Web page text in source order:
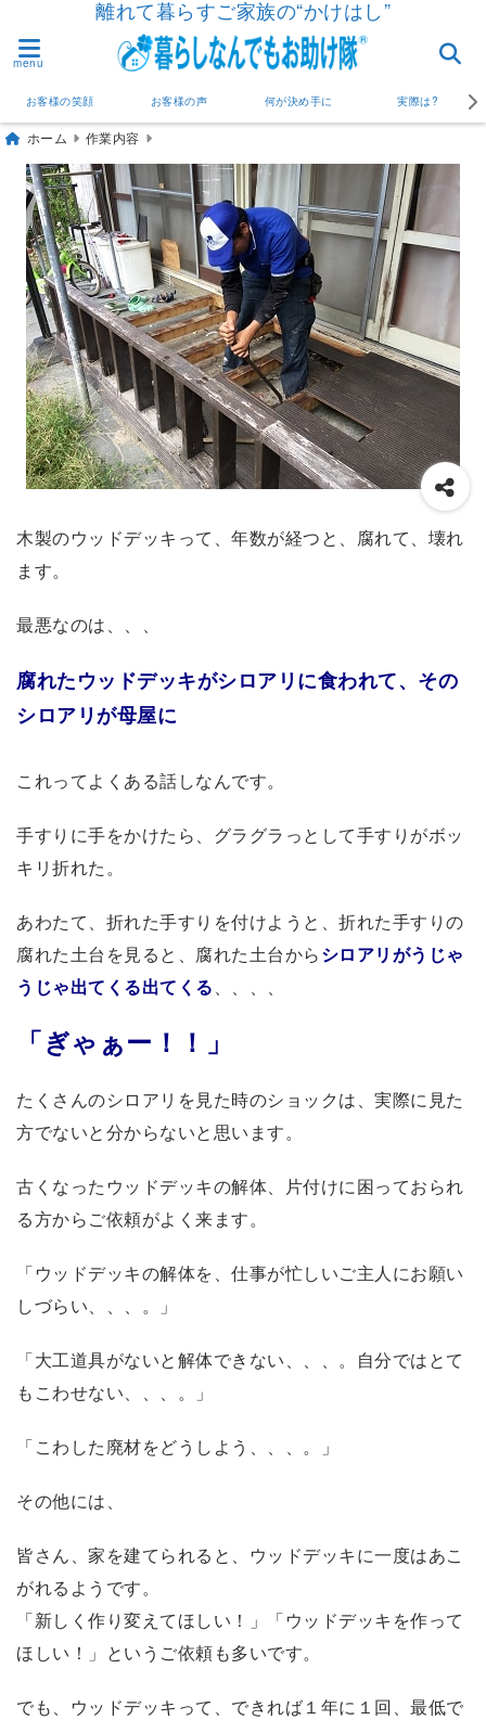
離れて暮らすご家族の“かけはし”
menu
お客様の笑顔 お客様の声 何が決め手に 実際は?
ホーム 作業内容
木製のウッドデッキって、年数が経つと、腐れて、壊れ
ます。
最悪なのは、、、
腐れたウッドデッキがシロアリに食われて、その
シロアリが母屋に
これってよくある話しなんです。
手すりに手をかけたら、グラグラっとして手すりがボッ
キリ折れた。
あわたて、折れた手すりを付けようと、折れた手すりの
腐れた土台を見ると、腐れた土台からシロアリがうじゃ
うじゃ出てくる出てくる、、、、
「ぎゃぁー！！」
たくさんのシロアリを見た時のショックは、実際に見た
方でないと分からないと思います。
古くなったウッドデッキの解体、片付けに困っておられ
る方からご依頼がよく来ます。
「ウッドデッキの解体を、仕事が忙しいご主人にお願い
しづらい、、、。」
「大工道具がないと解体できない、、、。自分ではとて
もこわせない、、、。」
「こわした廃材をどうしよう、、、。」
その他には、
皆さん、家を建てられると、ウッドデッキに一度はあこ
がれるようです。
「新しく作り変えてほしい！」「ウッドデッキを作って
ほしい！」というご依頼も多いです。
でも、ウッドデッキって、できれば１年に１回、最低で